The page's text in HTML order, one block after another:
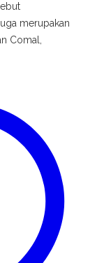
merupakan
Comal,